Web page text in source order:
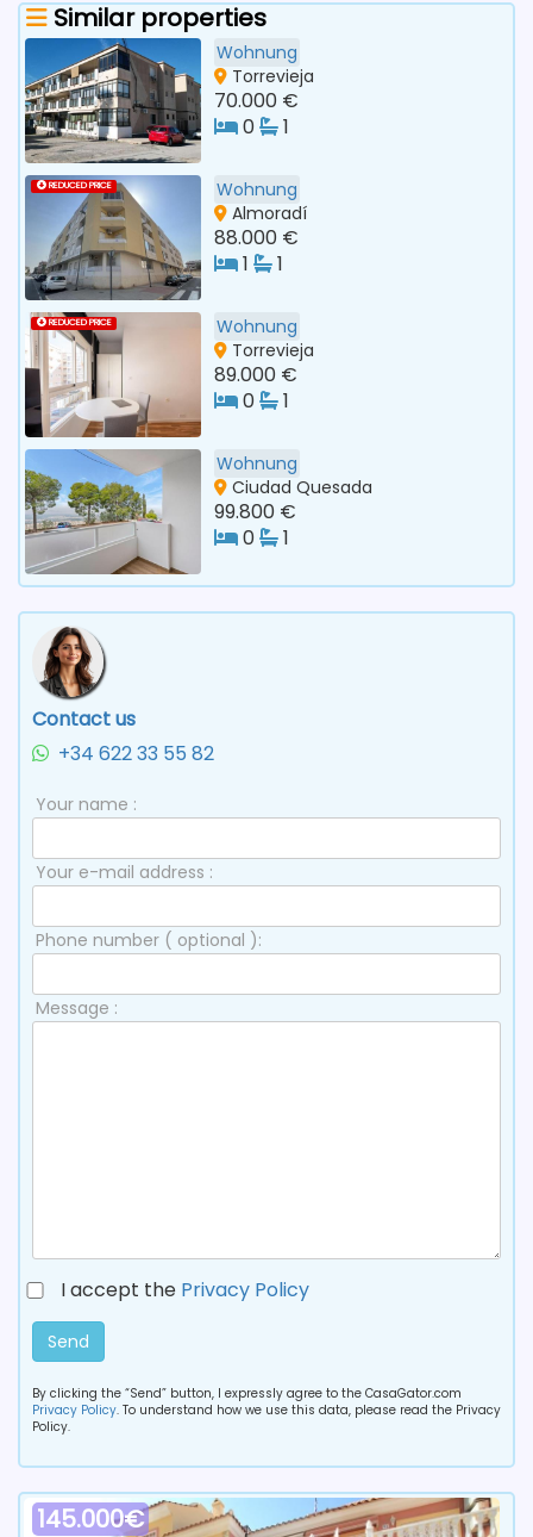
Similar properties
Wohnung
Torrevieja
70.000 €
0
1
REDUCED PRICE
Wohnung
Almoradí
88.000 €
1
1
REDUCED PRICE
Wohnung
Torrevieja
89.000 €
0
1
Wohnung
Ciudad Quesada
99.800 €
0
1
Contact us
+34 622 33 55 82
Your name :
Your e-mail address :
Phone number ( optional ):
Message :
I accept the Privacy Policy
Send
By clicking the “Send” button, I expressly agree to the CasaGator.com
Privacy Policy. To understand how we use this data, please read the Privacy
Policy.
145.000€